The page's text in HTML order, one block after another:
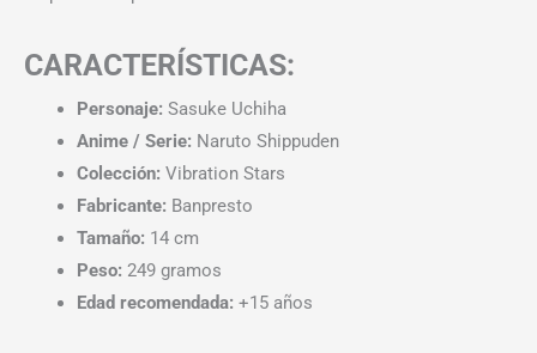
CARACTERÍSTICAS:
Personaje: Sasuke Uchiha
Anime / Serie: Naruto Shippuden
Colección: Vibration Stars
Fabricante: Banpresto
Tamaño: 14 cm
Peso: 249 gramos
Edad recomendada: +15 años